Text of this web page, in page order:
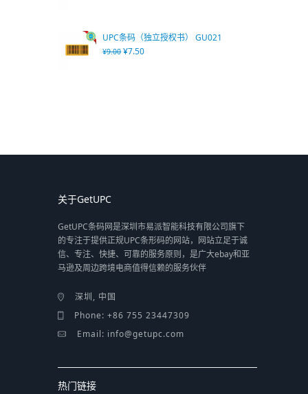
UPC条码（独立授权书） GU021
¥9.00 ¥7.50
关于GetUPC
GetUPC条码网是深圳市易派智能科技有限公司旗下
的专注于提供正规UPC条形码的网站，网站立足于诚
信、专注、快捷、可靠的服务原则，是广大ebay和亚
马逊及周边跨境电商值得信赖的服务伙伴
深圳, 中国
Phone: +86 755 23447309
Email: info@getupc.com
热门链接